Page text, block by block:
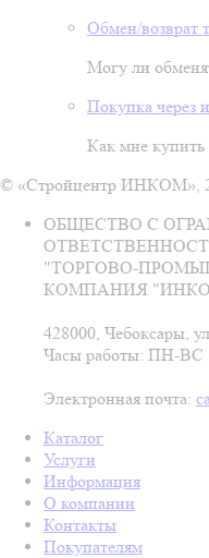
Обмен/возврат
Могу ли
Покупка через
Как мне
© «Стройцентр ИНКОМ»,
ОБЩЕСТВО С
"ТОРГОВО-
КОМПАНИЯ
428000, Чебоксары,
Часы работы: ПН-ВС
Электронная почта:
Каталог
Услуги
Информация
О компании
Контакты
Покупателям